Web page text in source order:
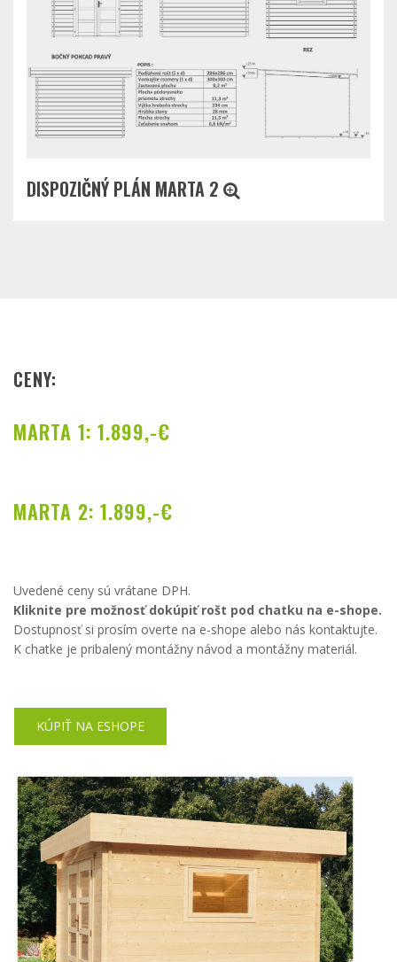
DISPOZIČNÝ PLÁN MARTA 2
CENY:
MARTA 1: 1.899,-€
MARTA 2: 1.899,-€
Uvedené ceny sú vrátane DPH.
Kliknite pre možnosť dokúpiť rošt pod chatku na e-shope.
Dostupnosť si prosím overte na e-shope alebo nás kontaktujte.
K chatke je pribalený montážny návod a montážny materiál.
KÚPIŤ NA ESHOPE